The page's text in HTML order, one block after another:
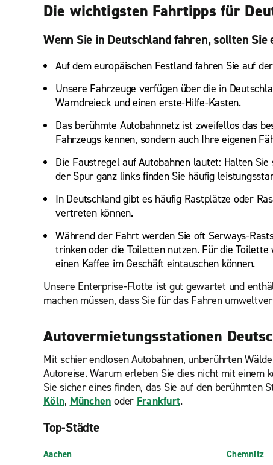
Die wichtigsten Fahrtipps für
Wenn Sie in Deutschland fahren, sollten Sie
Auf dem europäischen Festland fahren Sie auf
Unsere Fahrzeuge verfügen über die in
Warndreieck und einen erste-Hilfe-Kasten.
Das berühmte Autobahnnetz ist zweifellos das
Fahrzeugs kennen, sondern auch Ihre eigenen
Die Faustregel auf Autobahnen lautet: Halten
der Spur ganz links finden Sie häufig
In Deutschland gibt es häufig Rastplätze oder
vertreten können.
Während der Fahrt werden Sie oft Serways-
trinken oder die Toiletten nutzen. Für die
einen Kaffee im Geschäft eintauschen können.
Unsere Enterprise-Flotte ist gut gewartet und
machen müssen, dass Sie für das Fahren
Autovermietungsstationen
Mit schier endlosen Autobahnen, unberührten
Autoreise. Warum erleben Sie dies nicht mit einem
Sie sicher eines finden, das Sie auf den berühmten
Köln, München oder Frankfurt.
Top-Städte
Aachen
Chemnitz